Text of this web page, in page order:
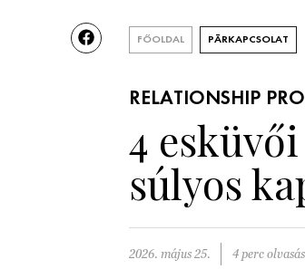
FŐOLDAL PÁRKAPCSOLAT
RELATIONSHIP
4
súlyos
2026. május 25. 4 perc olvasás